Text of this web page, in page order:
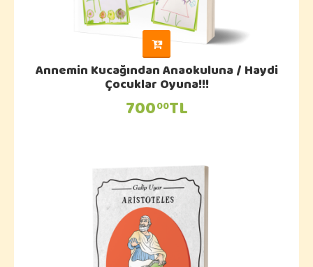
Annemin Kucağından Anaokuluna / Haydi
Çocuklar Oyuna!!!
70000TL